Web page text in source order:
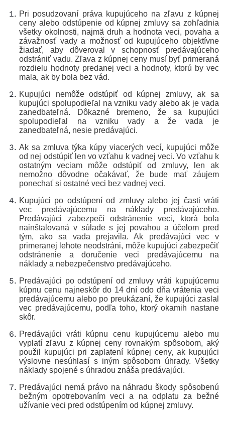
Pri posudzovaní práva kupujúceho na zľavu z kúpnej
ceny alebo odstúpenie od kúpnej zmluvy sa zohľadnia
všetky okolnosti, najmä druh a hodnota veci, povaha a
závažnosť vady a možnosť od kupujúceho objektívne
žiadať, aby dôveroval v schopnosť predávajúceho
odstrániť vadu. Zľava z kúpnej ceny musí byť primeraná
rozdielu hodnoty predanej veci a hodnoty, ktorú by vec
mala, ak by bola bez vád.
Kupujúci nemôže odstúpiť od kúpnej zmluvy, ak sa
kupujúci spolupodieľal na vzniku vady alebo ak je vada
zanedbateľná. Dôkazné bremeno, že sa kupujúci
spolupodieľal na vzniku vady a že vada je
zanedbateľná, nesie predávajúci.
Ak sa zmluva týka kúpy viacerých vecí, kupujúci môže
od nej odstúpiť len vo vzťahu k vadnej veci. Vo vzťahu k
ostatným veciam môže odstúpiť od zmluvy, len ak
nemožno dôvodne očakávať, že bude mať záujem
ponechať si ostatné veci bez vadnej veci.
Kupujúci po odstúpení od zmluvy alebo jej časti vráti
vec predávajúcemu na náklady predávajúceho.
Predávajúci zabezpečí odstránenie veci, ktorá bola
nainštalovaná v súlade s jej povahou a účelom pred
tým, ako sa vada prejavila. Ak predávajúci vec v
primeranej lehote neodstráni, môže kupujúci zabezpečiť
odstránenie a doručenie veci predávajúcemu na
náklady a nebezpečenstvo predávajúceho.
Predávajúci po odstúpení od zmluvy vráti kupujúcemu
kúpnu cenu najneskôr do 14 dní odo dňa vrátenia veci
predávajúcemu alebo po preukázaní, že kupujúci zaslal
vec predávajúcemu, podľa toho, ktorý okamih nastane
skôr.
Predávajúci vráti kúpnu cenu kupujúcemu alebo mu
vyplatí zľavu z kúpnej ceny rovnakým spôsobom, aký
použil kupujúci pri zaplatení kúpnej ceny, ak kupujúci
výslovne nesúhlasí s iným spôsobom úhrady. Všetky
náklady spojené s úhradou znáša predávajúci.
Predávajúci nemá právo na náhradu škody spôsobenú
bežným opotrebovaním veci a na odplatu za bežné
užívanie veci pred odstúpením od kúpnej zmluvy.